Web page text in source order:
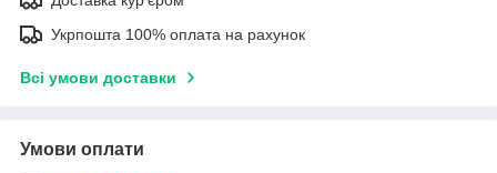
Укрпошта 100% оплата на рахунок
Всі умови доставки
Умови оплати